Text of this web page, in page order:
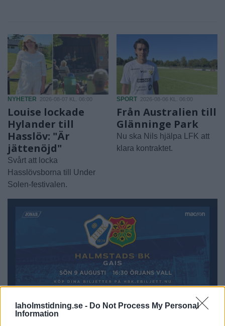
laholmstidning.se - Do Not Process My Personal
Information
NYHETER 2026-08-07 KL. 06:00
Louise lockade
Hylander till
Hasslöv: "Är
jättenöjd"
Svårt att locka
Hasslövsborna till Under
Solen-festivalen.
SPORT 2026-08-06 KL. 06:00
Från Australien till
Glänninge Park
Nu ska Nils hjälpa LFK att
klara kontraktet.